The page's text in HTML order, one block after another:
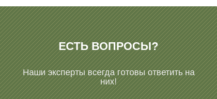
ЕСТЬ ВОПРОСЫ?
Наши эксперты всегда готовы ответить на
них!